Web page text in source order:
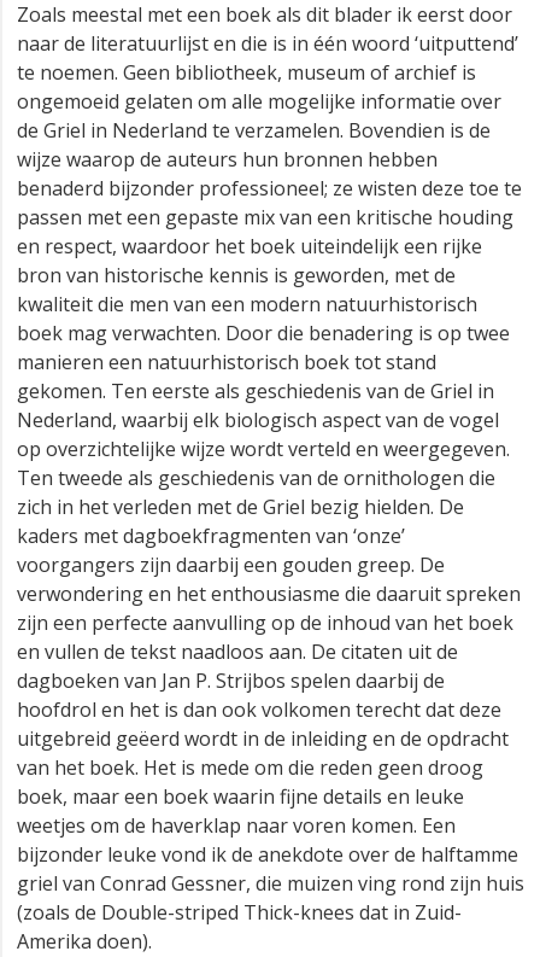
Zoals meestal met een boek als dit blader ik eerst door
naar de literatuurlijst en die is in één woord ‘uitputtend’
te noemen. Geen bibliotheek, museum of archief is
ongemoeid gelaten om alle mogelijke informatie over
de Griel in Nederland te verzamelen. Bovendien is de
wijze waarop de auteurs hun bronnen hebben
benaderd bijzonder professioneel; ze wisten deze toe te
passen met een gepaste mix van een kritische houding
en respect, waardoor het boek uiteindelijk een rijke
bron van historische kennis is geworden, met de
kwaliteit die men van een modern natuurhistorisch
boek mag verwachten. Door die benadering is op twee
manieren een natuurhistorisch boek tot stand
gekomen. Ten eerste als geschiedenis van de Griel in
Nederland, waarbij elk biologisch aspect van de vogel
op overzichtelijke wijze wordt verteld en weergegeven.
Ten tweede als geschiedenis van de ornithologen die
zich in het verleden met de Griel bezig hielden. De
kaders met dagboekfragmenten van ‘onze’
voorgangers zijn daarbij een gouden greep. De
verwondering en het enthousiasme die daaruit spreken
zijn een perfecte aanvulling op de inhoud van het boek
en vullen de tekst naadloos aan. De citaten uit de
dagboeken van Jan P. Strijbos spelen daarbij de
hoofdrol en het is dan ook volkomen terecht dat deze
uitgebreid geëerd wordt in de inleiding en de opdracht
van het boek. Het is mede om die reden geen droog
boek, maar een boek waarin fijne details en leuke
weetjes om de haverklap naar voren komen. Een
bijzonder leuke vond ik de anekdote over de halftamme
griel van Conrad Gessner, die muizen ving rond zijn huis
(zoals de Double-striped Thick-knees dat in Zuid-
Amerika doen).